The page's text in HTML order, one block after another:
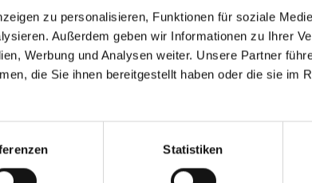
zu personalisieren, Funktionen für soziale
Außerdem geben wir Informationen zu Ihrer
Werbung und Analysen weiter. Unsere Partner
die Sie ihnen bereitgestellt haben oder die sie im
Statistiken
+49 (0)221 932 81 82